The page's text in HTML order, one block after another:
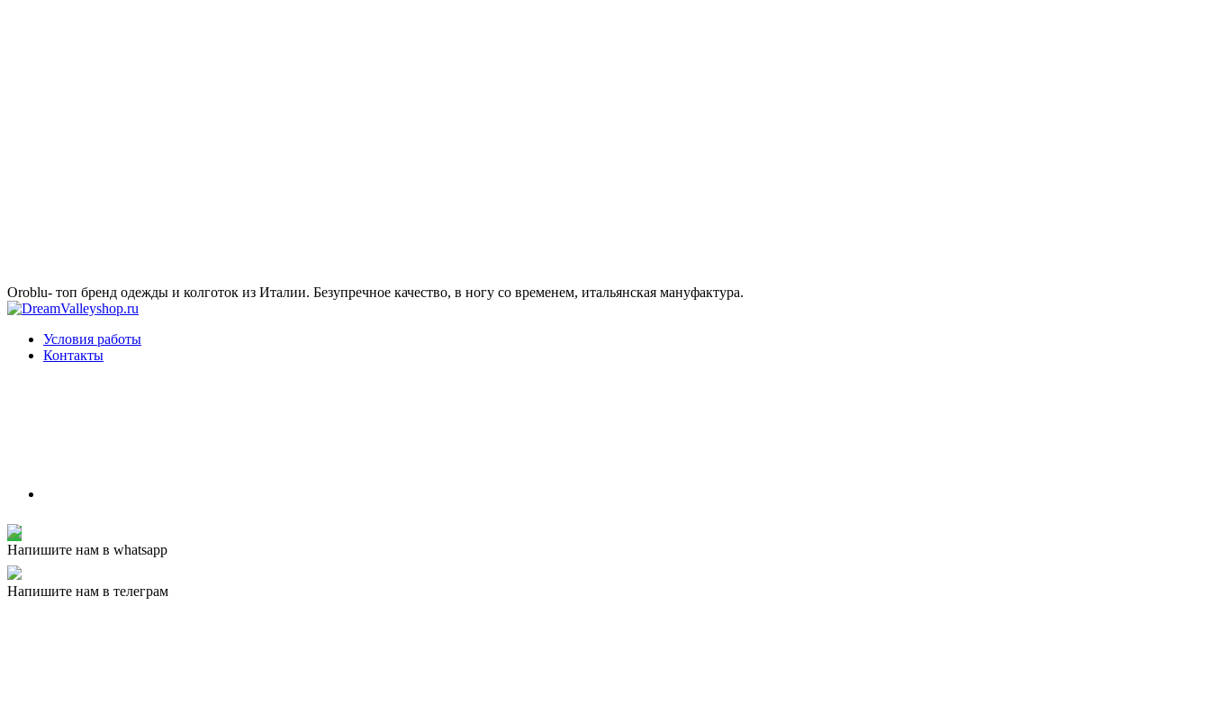
Oroblu- топ бренд одежды и колготок из Италии. Безупречное качество, в ногу со временем, итальянская мануфактура.
Условия работы
Контакты
Напишите нам в whatsapp
Напишите нам в телеграм